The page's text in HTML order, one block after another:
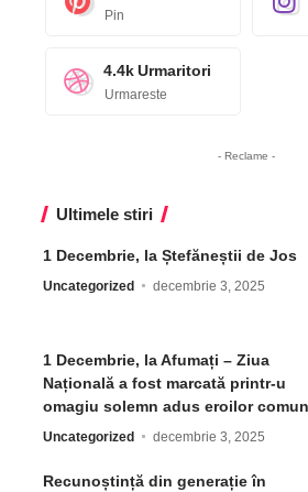
Pin
4.4k Urmaritori
Urmareste
- Reclame -
Ultimele stiri
1 Decembrie, la Ștefăneștii de Jos
Uncategorized decembrie 3, 2025
1 Decembrie, la Afumați – Ziua
Națională a fost marcată printr-u
omagiu solemn adus eroilor
Uncategorized decembrie 3, 2025
Recunoștință din generație în